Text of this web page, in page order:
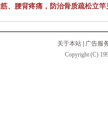
、腰背疼痛，防治骨质疏松立竿
关于本站
广告服
Copyright (C)